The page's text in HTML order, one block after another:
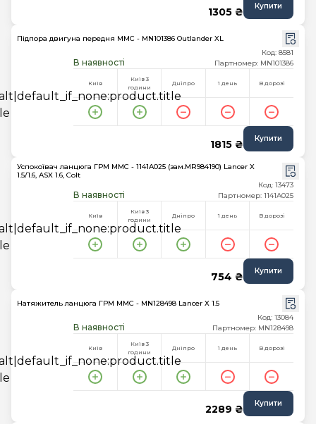
1305 ₴ Купити
Підпора двигуна передня MMC - MN101386 Outlander XL
В наявності
Код: 8581
Партномер: MN101386
Київ
Київ 3
години
Дніпро 1 день В дорозі
1815 ₴ Купити
Успокоївач ланцюга ГРМ MMC - 1141A025 (зам.MR984190) Lancer X
1.5/1.6, ASX 1.6, Colt
В наявності
Код: 13473
Партномер: 1141A025
Київ
Київ 3
години
Дніпро 1 день В дорозі
754 ₴ Купити
Натяжитель ланцюга ГРМ MMC - MN128498 Lancer X 1.5
В наявності
Код: 13084
Партномер: MN128498
Київ
Київ 3
години
Дніпро 1 день В дорозі
2289 ₴ Купити